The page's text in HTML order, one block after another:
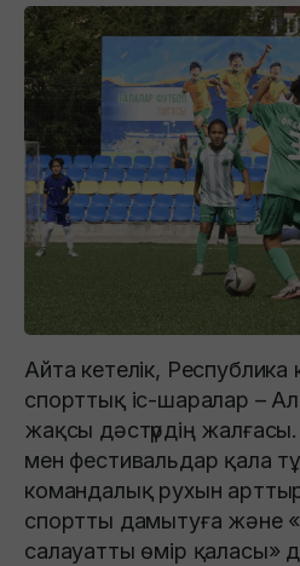
Айта кетелік, Республика
спорттық іс-шаралар –
жақсы дәстүрдің
мен фестивальдар қала
командалық рухын
спортты дамытуға және
салауатты өмір қаласы»